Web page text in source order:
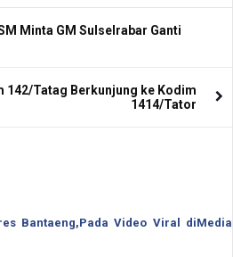
Minta GM Sulselrabar Ganti
142/Tatag Berkunjung ke Kodim
1414/Tator
Bantaeng,Pada Video Viral diMedia